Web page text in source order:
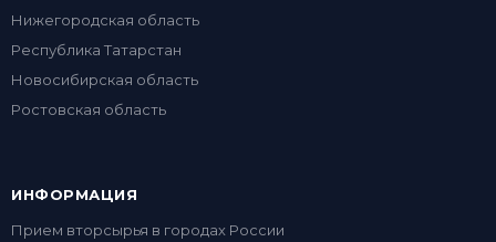
Нижегородская область
Республика Татарстан
Новосибирская область
Ростовская область
ИНФОРМАЦИЯ
Прием вторсырья в городах России